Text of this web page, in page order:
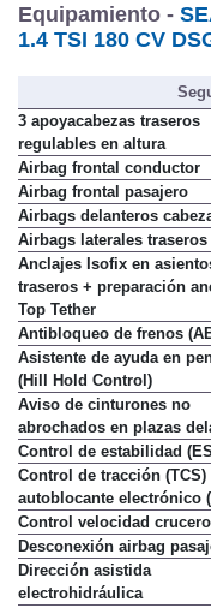
Equipamiento -
1.4 TSI 180 CV
3 apoyacabezas traseros
regulables en altura
Airbag frontal conductor
Airbag frontal pasajero
Airbags delanteros
Airbags laterales traseros
Anclajes Isofix en
traseros + preparación
Top Tether
Antibloqueo de frenos
Asistente de ayuda en
(Hill Hold Control)
Aviso de cinturones no
abrochados en plazas
Control de estabilidad
Control de tracción (TCS)
autoblocante electrónico
Control velocidad crucero
Desconexión airbag
Dirección asistida
electrohidráulica